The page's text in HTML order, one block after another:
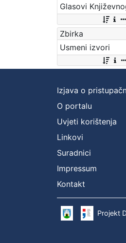
Glasovi
Zbirka
Usmeni izvori
Izjava o
O portalu
Uvjeti korištenja
Linkovi
Suradnici
Impressum
Kontakt
Projekt